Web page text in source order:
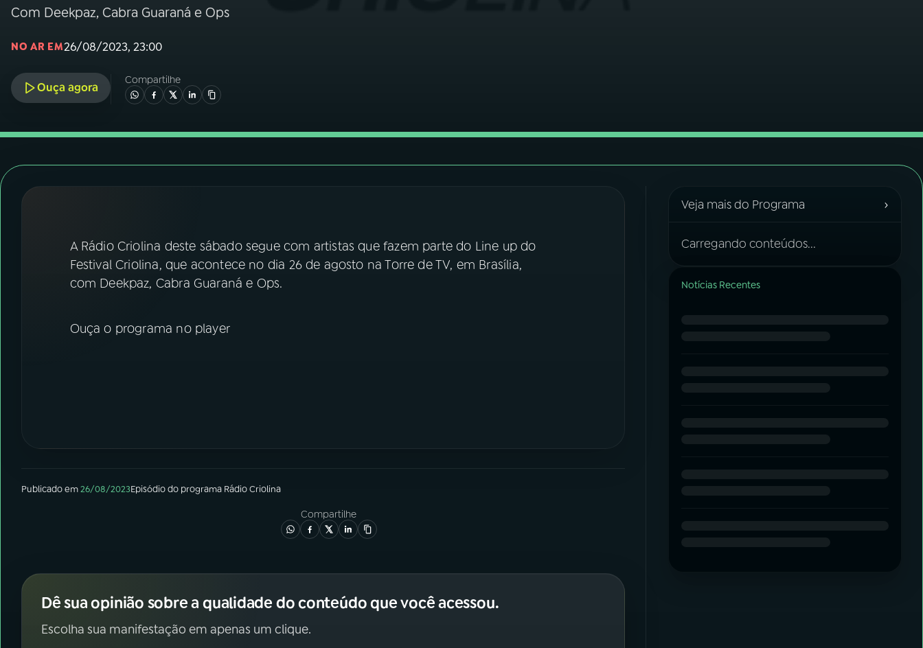
02 A RÁDIO
03PROGRAMAÇÃO
PROGRAMAS
FESTIVAL DE MÚSICA
ACOMPANHE A RÁDIO NACIONAL
Com Deekpaz, Cabra Guaraná e Ops
NO AR EM26/08/2023, 23:00
Ouça agora
Compartilhe
A Rádio Criolina deste sábado segue com artistas que fazem parte do Line up do
Festival Criolina, que acontece no dia 26 de agosto na Torre de TV, em Brasília,
com Deekpaz, Cabra Guaraná e Ops.
Ouça o programa no player
Publicado em26/08/2023Episódiodo programa Rádio Criolina
Compartilhe
Dê sua opinião sobre a qualidade do conteúdo que você acessou.
Escolha sua manifestação em apenas um clique.
Veja mais do Programa ›
Carregando conteúdos...
Notícias Recentes